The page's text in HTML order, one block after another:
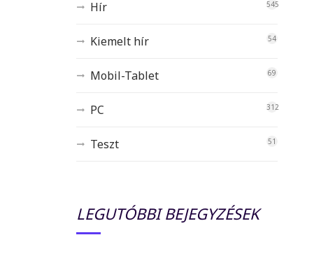
Hír 545
Kiemelt hír 54
Mobil-Tablet 69
PC 312
Teszt 51
LEGUTÓBBI BEJEGYZÉSEK